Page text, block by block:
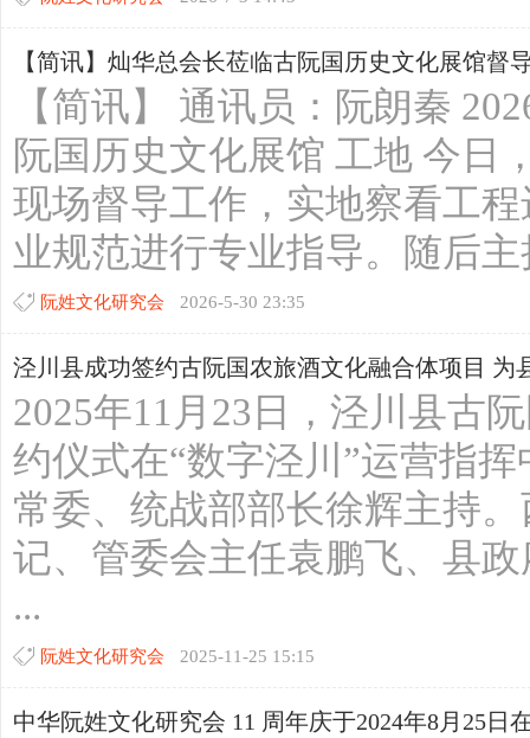
亲
【简讯】灿华总会长莅临古阮国历史文化展馆督
【简讯】 通讯员：阮朗秦
阮国历史文化展馆 工地 今日
现场督导工作，实地察看工
业规范进行专业指导。随后
阮姓文化研究会 2026-5-30 23:35
泾川县成功签约古阮国农旅酒文化融合体项目 为
2025年11月23日，泾川县古
约仪式在“数字泾川”运营指
常委、统战部部长徐辉主持
记、管委会主任袁鹏飞、县
...
阮姓文化研究会 2025-11-25 15:15
中华阮姓文化研究会 11 周年庆于2024年8月25日